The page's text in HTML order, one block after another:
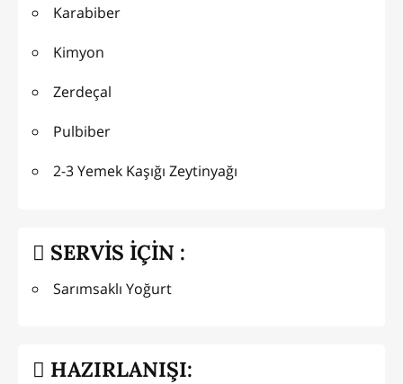
Karabiber
Kimyon
Zerdeçal
Pulbiber
2-3 Yemek Kaşığı Zeytinyağı
SERVİS İÇİN :
Sarımsaklı Yoğurt
HAZIRLANIŞI: